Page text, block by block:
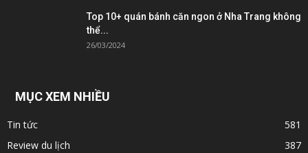
Top 10+ quán bánh căn ngon ở Nha Trang không
thể...
26/03/2024
MỤC XEM NHIỀU
Tin tức
581
Review du lịch
387